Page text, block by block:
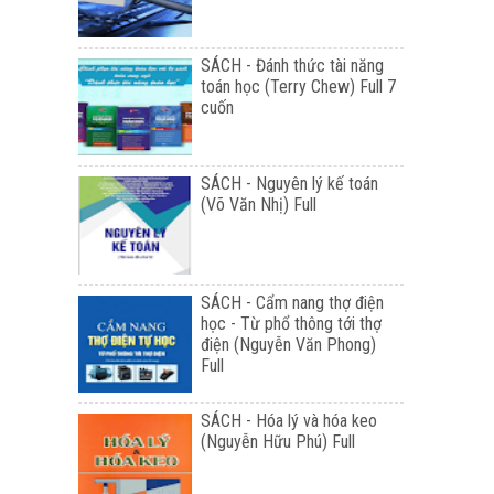
SÁCH - Đánh thức tài năng
toán học (Terry Chew) Full 7
cuốn
SÁCH - Nguyên lý kế toán
(Võ Văn Nhị) Full
SÁCH - Cẩm nang thợ điện
học - Từ phổ thông tới thợ
điện (Nguyễn Văn Phong)
Full
SÁCH - Hóa lý và hóa keo
(Nguyễn Hữu Phú) Full